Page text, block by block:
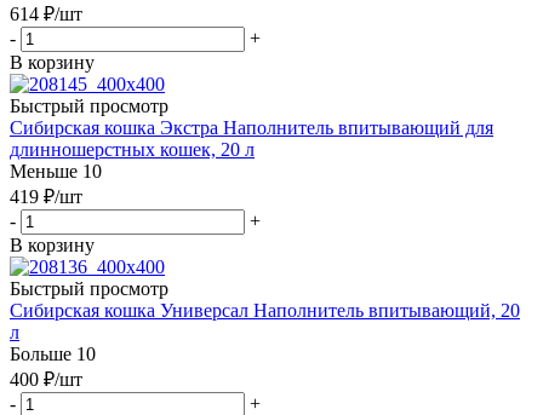
614 ₽/шт
-
+
В корзину
Быстрый просмотр
Сибирская кошка Экстра Наполнитель впитывающий для
длинношерстных кошек, 20 л
Меньше 10
419 ₽/шт
-
+
В корзину
Быстрый просмотр
Сибирская кошка Универсал Наполнитель впитывающий, 20
л
Больше 10
400 ₽/шт
-
+